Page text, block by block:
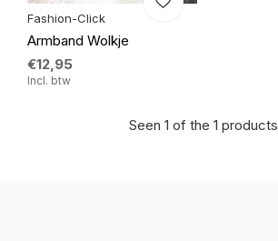
Fashion-Click
Armband Wolkje
€12,95
Incl. btw
Seen 1 of the 1 products